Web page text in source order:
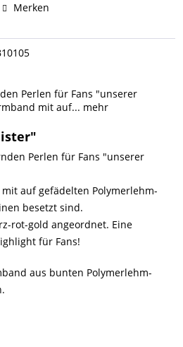
Merken
Perlen für Fans "unserer
mit auf... mehr
Perlen für Fans "unserer
auf gefädelten Polymerlehm-
besetzt sind.
rot-gold angeordnet. Eine
für Fans!
aus bunten Polymerlehm-